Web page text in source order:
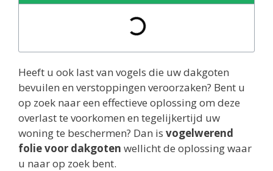
Heeft u ook last van vogels die uw dakgoten
bevuilen en verstoppingen veroorzaken? Bent u
op zoek naar een effectieve oplossing om deze
overlast te voorkomen en tegelijkertijd uw
woning te beschermen? Dan is vogelwerend
folie voor dakgoten wellicht de oplossing waar
u naar op zoek bent.